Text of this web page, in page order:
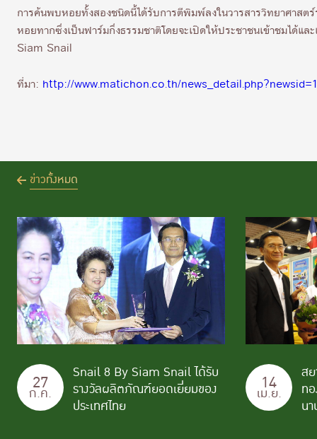
การค้นพบหอยทั้งสองชนิดนี้ได้รับการตีพิมพ์ลงในวารสารวิทยาศาสต
หอยทากซึ่งเป็นฟาร์มกึ่งธรรมชาติโดยจะเปิดให้ประชาชนเข้าชมได้แ
Siam Snail
ที่มา: http://www.matichon.co.th/
ข่าวทั้งหมด
27
ก.ค.
Snail 8 By Siam Snail ได้รับ
รางวัลผลิตภัณฑ์ยอดเยี่ยมของ
ประเทศไทย
14
เม.ย.
ส
ท
น